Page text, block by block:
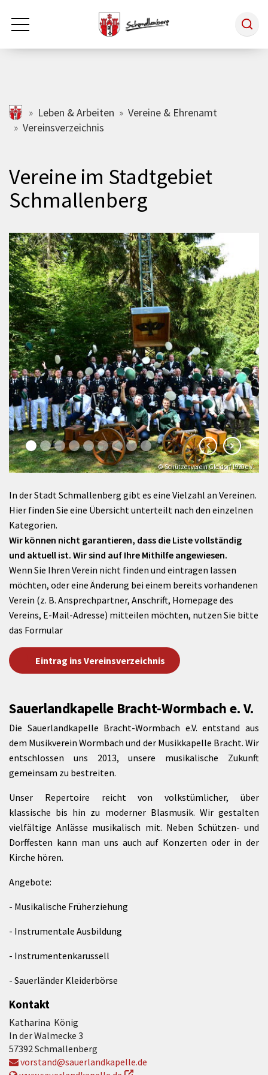
Zum Hauptinhalt springen
Rathaus & Politik
Tourismus
Wirtschaft
schmallenberg.de
Leben & Arbeiten
Vereine & Ehrenamt
Vereinsverzeichnis
Vereine im Stadtgebiet
Schmallenberg
© Schützenverein Gleidorf 1920 e.V.
In der Stadt Schmallenberg gibt es eine Vielzahl an Vereinen.
Hier finden Sie eine Übersicht unterteilt nach den einzelnen
Kategorien.
Wir können nicht garantieren, dass die Liste vollständig
und aktuell ist. Wir sind auf Ihre Mithilfe angewiesen.
Wenn Sie Ihren Verein nicht finden und eintragen lassen
möchten, oder eine Änderung bei einem bereits vorhandenen
Verein (z. B. Ansprechpartner, Anschrift, Homepage des
Vereins, E-Mail-Adresse) mitteilen möchten, nutzen Sie bitte
das Formular
Eintrag ins Vereinsverzeichnis
Sauerlandkapelle Bracht-Wormbach e. V.
Die Sauerlandkapelle Bracht-Wormbach e.V. entstand aus
dem Musikverein Wormbach und der Musikkapelle Bracht. Wir
entschlossen uns 2013, unsere musikalische Zukunft
gemeinsam zu bestreiten.
Unser Repertoire reicht von volkstümlicher, über
klassische bis hin zu moderner Blasmusik. Wir gestalten
vielfältige Anlässe musikalisch mit. Neben Schützen- und
Dorffesten kann man uns auch auf Konzerten oder in der
Kirche hören.
Angebote:
- Musikalische Früherziehung
- Instrumentale Ausbildung
- Instrumentenkarussell
- Sauerländer Kleiderbörse
Kontakt
Katharina König
In der Walmecke 3
57392 Schmallenberg
vorstand@sauerlandkapelle.de